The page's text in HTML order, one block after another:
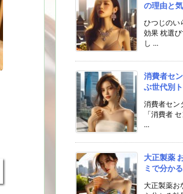
の理由と
ひつじのい
効果 枕選
し ...
消費者セ
ぶ世代別
消費者セン
「消費者
...
大正製薬
ミで分か
大正製薬お